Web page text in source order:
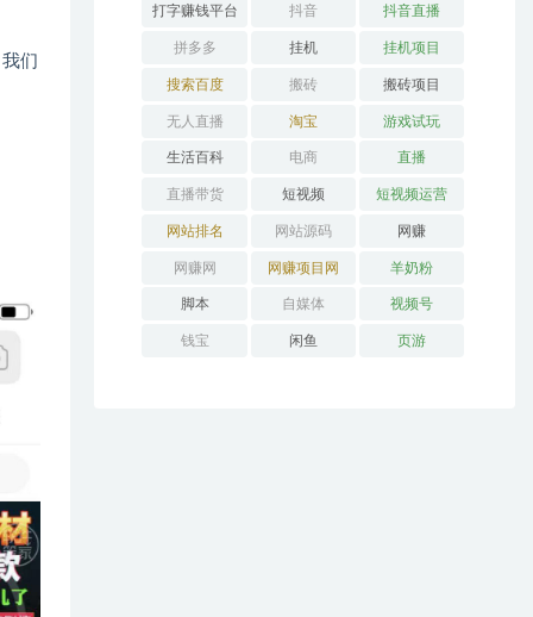
们
打字赚钱平台 抖音 抖音直播
拼多多 挂机 挂机项目
搜索百度 搬砖 搬砖项目
无人直播 淘宝 游戏试玩
生活百科 电商 直播
直播带货 短视频 短视频运营
网站排名 网站源码 网赚
网赚网 网赚项目网 羊奶粉
脚本 自媒体 视频号
钱宝 闲鱼 页游